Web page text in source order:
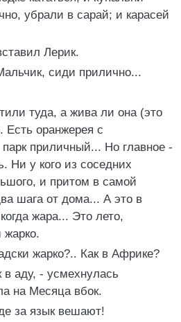
убрали в сарай; и карасей
Лерик.
сиди прилично...
туда, а жива ли она (это
Есть оранжерея с
приличный... Но главное -
Ни у кого из соседних
и притом в самой
шага от дома... А это в
жара... Это лето,
жарко.
жарко?.. Как в Африке?
в аду, - усмехнулась
на Месяца вбок.
за язык вешают!